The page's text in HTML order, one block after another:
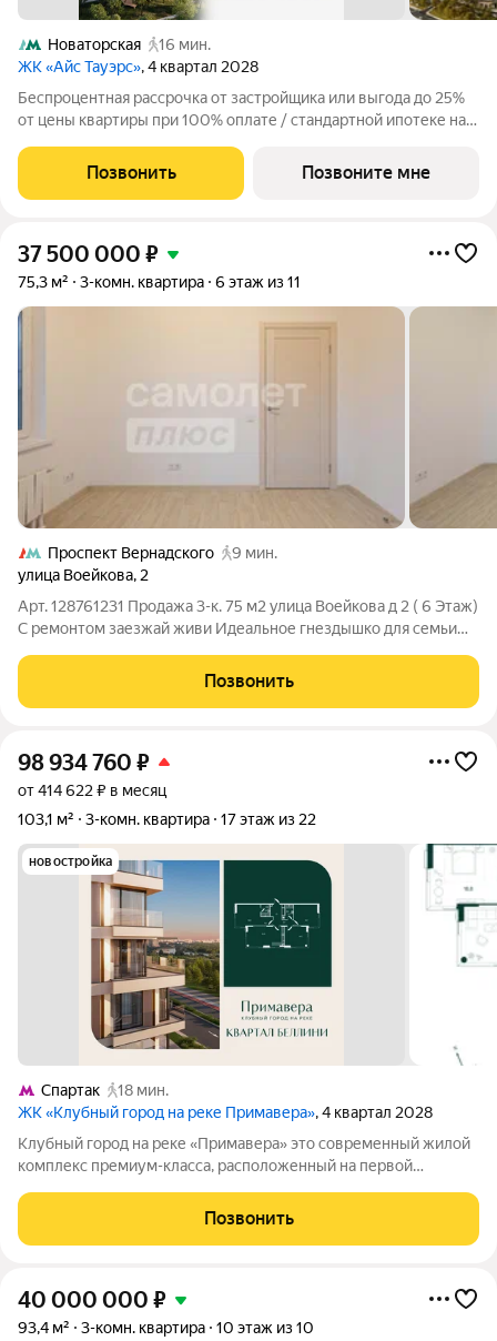
Новаторская
16 мин.
ЖК «Айс Тауэрс», 4 квартал 2028
Беспроцентная рассрочка от застройщика или выгода до 25%
от цены квартиры при 100% оплате / стандартной ипотеке на
на 3 этаже, 92.5 кв.м, в премиальном жилом комплексе «Айс
Тауэрс» (ЗАО
Позвонить Позвоните мне
37 500 000 ₽
75,3 м² 3-комн. квартира 6 этаж из 11
Проспект Вернадского
9 мин.
улица Воейкова, 2
Арт. 128761231 Продажа 3-к. 75 м2 улица Воейкова д 2 ( 6 Этаж)
С ремонтом заезжай живи Идеальное гнездышко для семьи
дорогу (водить за ручку 5 минут) ВУЗы прямая дорога без
пересадок Двор
Позвонить
98 934 760 ₽
от 414 622 ₽ в месяц
103,1 м²
3-комн. квартира 17 этаж из 22
новостройка
Спартак
18 мин.
ЖК «Клубный город на реке Примавера», 4 квартал 2028
Клубный город на реке «Примавера» это современный жилой
комплекс премиум-класса, расположенный на первой
Покровское-Стрешнево. Под панорамными окнами квартир
находится собственный экопарк с
Позвонить
40 000 000 ₽
93,4 м² 3-комн. квартира 10 этаж из 10